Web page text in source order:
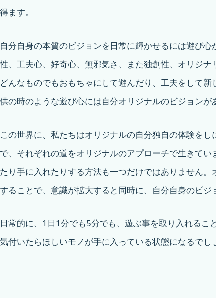
得ます。
自分自身の本質のビジョンを日常に輝かせるには遊び
性、工夫心、好奇心、無邪気さ、また独創性、オリジ
どんなものでもおもちゃにして遊んだり、工夫をして
供の時のような遊び心には自分オリジナルのビジョンが
この世界に、私たちはオリジナルの自分独自の体験を
で、それぞれの道をオリジナルのアプローチで生きて
たり手に入れたりする方法も一つだけではありません
することで、意識が拡大すると同時に、自分自身のビジ
日常的に、1日1分でも5分でも、遊ぶ事を取り入れるこ
気付いたらほしいモノが手に入っている状態になるでし